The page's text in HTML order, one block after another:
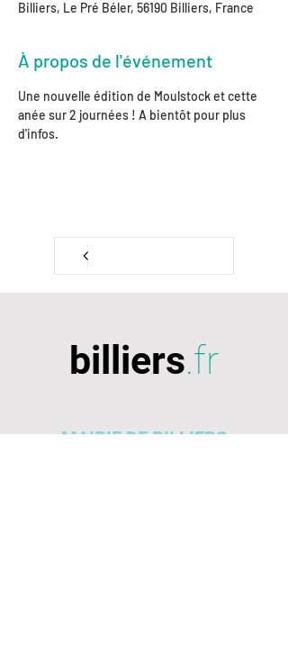
Billiers, Le Pré Béler, 56190 Billiers, France
À propos de l'événement
Une nouvelle édition de Moulstock et cette
anée sur 2 journées ! A bientôt pour plus
d'infos.
billiers.fr
MAIRIE DE BILLIERS